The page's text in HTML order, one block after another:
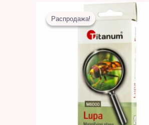
Распродажа!
Распродажа!
Первоначальная
цена
составляла
30,00 MDL.
Текущая
цена:
12,00 MDL.